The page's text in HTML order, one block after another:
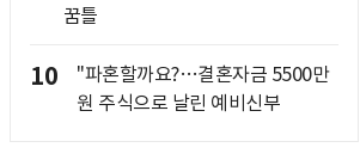
꿈틀
10
"파혼할까요?…결혼자금 5500만
원 주식으로 날린 예비신부